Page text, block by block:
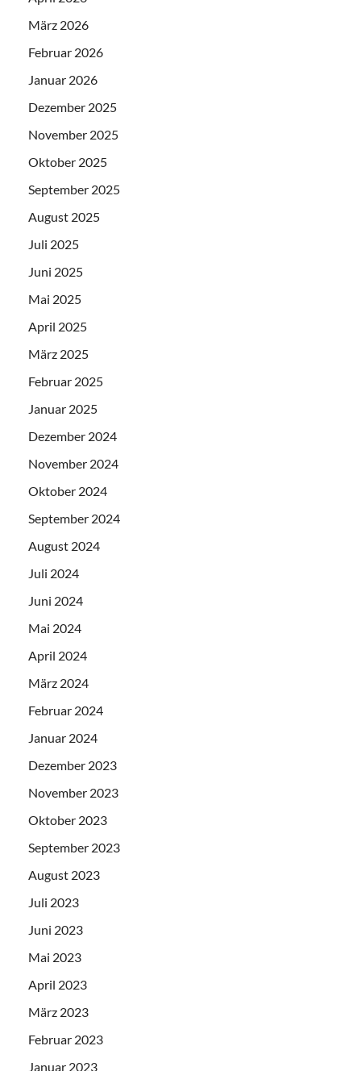
März 2026
Februar 2026
Januar 2026
Dezember 2025
November 2025
Oktober 2025
September 2025
August 2025
Juli 2025
Juni 2025
Mai 2025
April 2025
März 2025
Februar 2025
Januar 2025
Dezember 2024
November 2024
Oktober 2024
September 2024
August 2024
Juli 2024
Juni 2024
Mai 2024
April 2024
März 2024
Februar 2024
Januar 2024
Dezember 2023
November 2023
Oktober 2023
September 2023
August 2023
Juli 2023
Juni 2023
Mai 2023
April 2023
März 2023
Februar 2023
Januar 2023